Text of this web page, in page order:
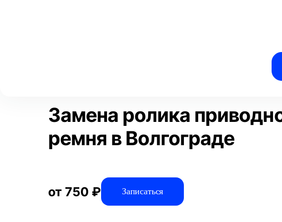
Замена
Статьи
Замена ролика
ремня в Волгограде
от 750 ₽ Записаться